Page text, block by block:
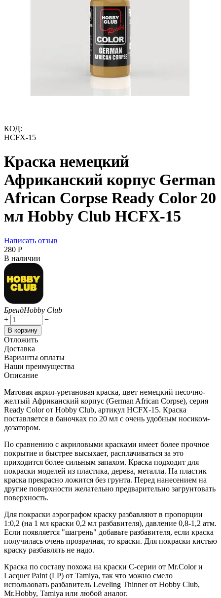
КОД:
HCFX-15
Краска немецкий
Африканский корпус German
African Corpse Ready Color 20
мл Hobby Club HCFX-15
Написать отзыв
‍280‍ Р
В наличии
БрендHobby Club
+
−
В корзину
Отложить
Доставка
Варианты оплаты
Наши преимущества
Описание
Матовая акрил-уретановая краска, цвет немецкий песочно-
желтый Африканский корпус (German African Corpse), серия
Ready Color от Hobby Club, артикул HCFX-15. Краска
поставляется в баночках по 20 мл с очень удобным носиком-
дозатором.
По сравнению с акриловыми красками имеет более прочное
покрытие и быстрее высыхает, расплачиваться за это
приходится более сильным запахом. Краска подходит для
покраски моделей из пластика, дерева, металла. На пластик
краска прекрасно ложится без грунта. Перед нанесением на
другие поверхности желательно предварительно загрунтовать
поверхность.
Для покраски аэрографом краску разбавляют в пропорции
1:0,2 (на 1 мл краски 0,2 мл разбавителя), давление 0,8-1,2 атм.
Если появляется "шагрень" добавьте разбавителя, если краска
получилась очень прозрачная, то краски. Для покраски кистью
краску разбавлять не надо.
Краска по составу похожа на краски C-серии от Mr.Color и
Lacquer Paint (LP) от Tamiya, так что можно смело
использовать разбавитель Leveling Thinner от Hobby Club,
Mr.Hobby, Tamiya или любой аналог.